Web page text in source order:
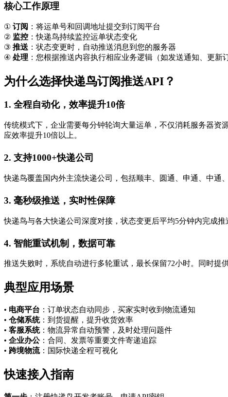
核心工作原理
① 订阅 ：将运单号和回调地址提交到订阅平台
② 监控 ：快递鸟持续监控运单状态变化
③ 推送 ：状态变更时，自动推送消息到您的服务器
④ 处理 ：您根据推送内容执行相应业务逻辑（如发送通知、更新
为什么选择快递鸟订阅推送API？
1. 全程自动化，效率提升10倍
传统模式下，企业需要每分钟轮询大量运单，不仅消耗服务器资
应效率提升10倍以上。
2. 支持1000+快递公司
快递鸟覆盖国内外主流快递公司，包括顺丰、圆通、申通、中通
3. 毫秒级推送，实时性保障
快递鸟与各大快递公司深度对接，状态变更后平均5分钟内完成
4. 智能重试机制，数据可靠
推送失败时，系统自动进行多轮重试，最长保留72小时。同时提
典型应用场景
• 电商平台 ：订单状态自动同步，买家实时收到物流通知
• 仓储系统：到货提醒，提升收货效率
• 客服系统：物流异常自动预警，及时处理问题件
• 企业办公：合同、发票等重要文件寄递追踪
• 跨境物流：国际快递全程可视化
快速接入指南